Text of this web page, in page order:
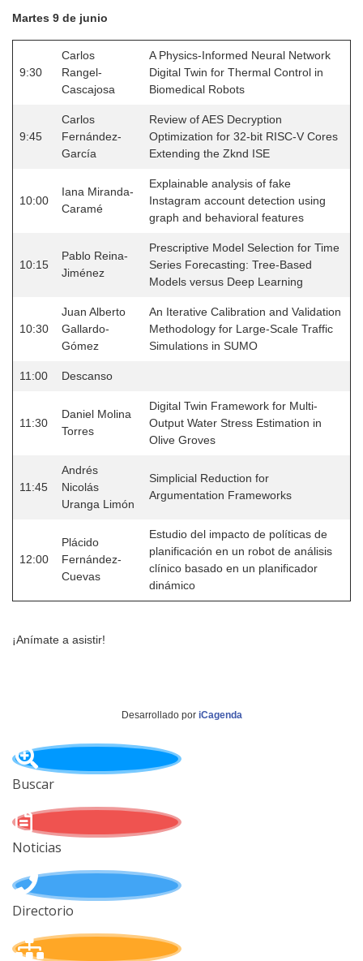
Martes 9 de junio
9:30
Carlos
Rangel-
Cascajosa
A Physics-Informed Neural Network
Digital Twin for Thermal Control in
Biomedical Robots
9:45
Carlos
Fernández-
García
Review of AES Decryption
Optimization for 32-bit RISC-V Cores
Extending the Zknd ISE
10:00
Iana Miranda-
Caramé
Explainable analysis of fake
Instagram account detection using
graph and behavioral features
10:15
Pablo Reina-
Jiménez
Prescriptive Model Selection for Time
Series Forecasting: Tree-Based
Models versus Deep Learning
10:30
Juan Alberto
Gallardo-
Gómez
An Iterative Calibration and Validation
Methodology for Large-Scale Traffic
Simulations in SUMO
11:00 Descanso
11:30
Daniel Molina
Torres
Digital Twin Framework for Multi-
Output Water Stress Estimation in
Olive Groves
11:45
Andrés
Nicolás
Uranga Limón
Simplicial Reduction for
Argumentation Frameworks
12:00
Plácido
Fernández-
Cuevas
Estudio del impacto de políticas de
planificación en un robot de análisis
clínico basado en un planificador
dinámico
¡Anímate a asistir!
Desarrollado por iCagenda
Buscar
Noticias
Directorio